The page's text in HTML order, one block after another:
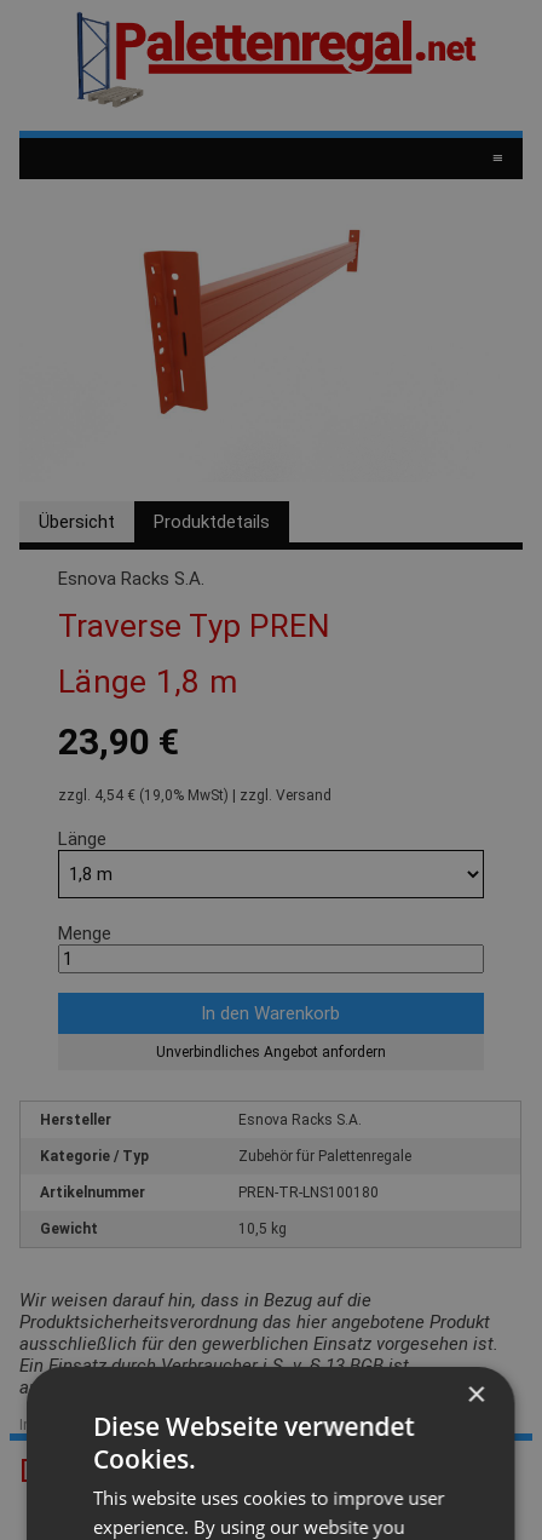
≡
Übersicht Produktdetails
Esnova Racks S.A.
Traverse Typ PREN
Länge 1,8 m
23,90 €
zzgl. 4,54 € (19,0% MwSt) | zzgl. Versand
Länge
Menge
Unverbindliches Angebot anfordern
Hersteller Esnova Racks S.A.
Kategorie / Typ Zubehör für Palettenregale
Artikelnummer PREN-TR-LNS100180
Gewicht 10,5 kg
Wir weisen darauf hin, dass in Bezug auf die
Produktsicherheitsverordnung das hier angebotene Produkt
ausschließlich für den gewerblichen Einsatz vorgesehen ist.
Ein Einsatz durch Verbraucher i.S. v. § 13 BGB ist
auszuschließen.
Im Sortiment seit: 21.01.2021|Datenstand: 18.06.2025
Das könnte Ihnen gefallen.
×
Diese Webseite verwendet
Cookies.
This website uses cookies to improve user
experience. By using our website you